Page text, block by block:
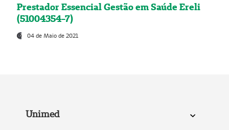
Prestador Essencial Gestão em Saúde Ereli
(51004354-7)
04 de Maio de 2021
Unimed